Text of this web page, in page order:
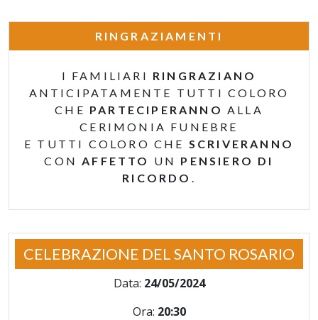
RINGRAZIAMENTI
I FAMILIARI RINGRAZIANO
ANTICIPATAMENTE TUTTI COLORO
CHE PARTECIPERANNO ALLA
CERIMONIA FUNEBRE
E TUTTI COLORO CHE SCRIVERANNO
CONAFFETTO UN PENSIERO DI
RICORDO .
CELEBRAZIONE DEL SANTO ROSARIO
Data: 24/05/2024
Ora: 20:30